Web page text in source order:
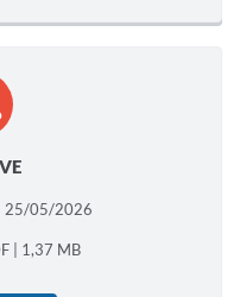
25/05/2026
| 1,37 MB